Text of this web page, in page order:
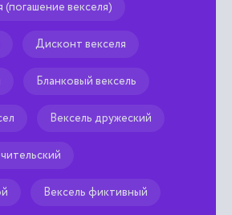
(погашение векселя)
Дисконт векселя
Бланковый вексель
Вексель дружеский
Вексель фиктивный